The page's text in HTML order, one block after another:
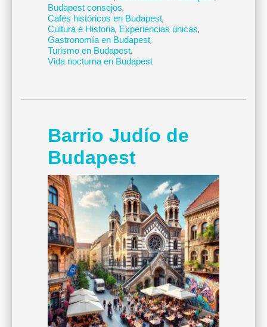
Budapest consejos,
Cafés históricos en Budapest,
Cultura e Historia, Experiencias únicas,
Gastronomía en Budapest,
Turismo en Budapest,
Vida nocturna en Budapest
Barrio Judío de
Budapest